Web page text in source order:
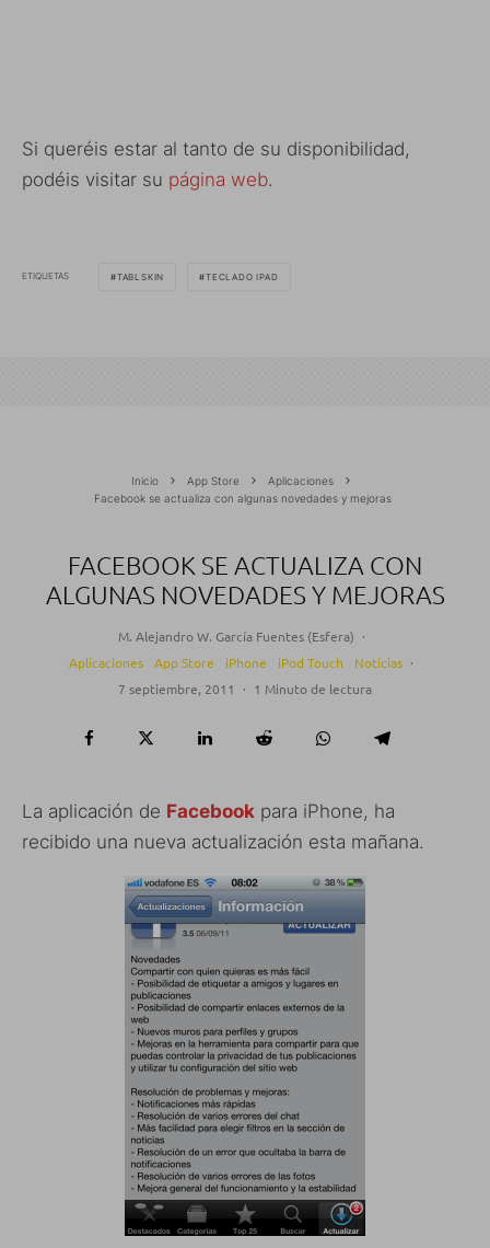
Si queréis estar al tanto de su disponibilidad,
podéis visitar su página web.
ETIQUETAS TABLSKIN TECLADO IPAD
Inicio App Store
Aplicaciones
Facebook se actualiza con algunas novedades y mejoras
FACEBOOK SE ACTUALIZA CON
ALGUNAS NOVEDADES Y MEJORAS
M. Alejandro W. García Fuentes (Esfera) ·
Aplicaciones
App Store iPhone iPod Touch Noticias ·
7 septiembre, 2011
· 1 Minuto de lectura
La aplicación de Facebook para iPhone, ha
recibido una nueva actualización esta mañana.